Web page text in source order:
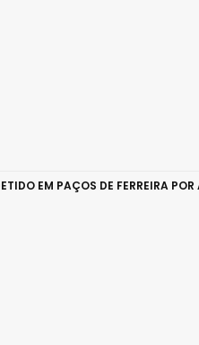
EM PAÇOS DE FERREIRA